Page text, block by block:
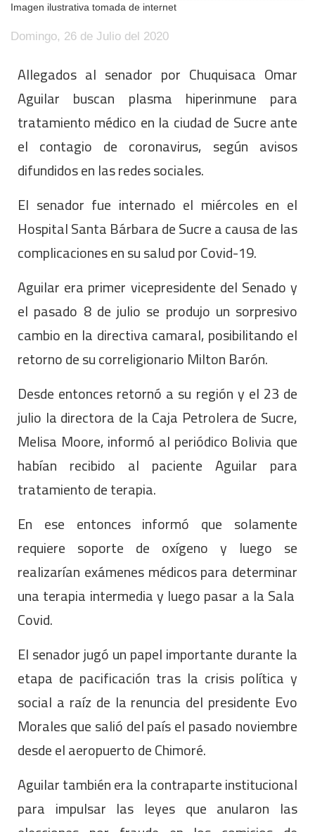
Imagen ilustrativa tomada de internet
Domingo, 26 de Julio del 2020
Allegados al senador por Chuquisaca Omar
Aguilar buscan plasma hiperinmune para
tratamiento médico en la ciudad de Sucre ante
el contagio de coronavirus, según avisos
difundidos en las redes sociales.
El senador fue internado el miércoles en el
Hospital Santa Bárbara de Sucre a causa de las
complicaciones en su salud por Covid-19.
Aguilar era primer vicepresidente del Senado y
el pasado 8 de julio se produjo un sorpresivo
cambio en la directiva camaral, posibilitando el
retorno de su correligionario Milton Barón.
Desde entonces retornó a su región y el 23 de
julio la directora de la Caja Petrolera de Sucre,
Melisa Moore, informó al periódico Bolivia que
habían recibido al paciente Aguilar para
tratamiento de terapia.
En ese entonces informó que solamente
requiere soporte de oxígeno y luego se
realizarían exámenes médicos para determinar
una terapia intermedia y luego pasar a la Sala
Covid.
El senador jugó un papel importante durante la
etapa de pacificación tras la crisis política y
social a raíz de la renuncia del presidente Evo
Morales que salió del país el pasado noviembre
desde el aeropuerto de Chimoré.
Aguilar también era la contraparte institucional
para impulsar las leyes que anularon las